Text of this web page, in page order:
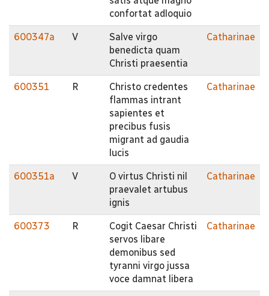
confortat adloquio
600347a V
Salve virgo
benedicta quam
Christi praesentia
Catharinae
600351 R
Christo credentes
flammas intrant
sapientes et
precibus fusis
migrant ad gaudia
lucis
Catharinae
600351a V
O virtus Christi nil
praevalet artubus
ignis
Catharinae
600373 R
Cogit Caesar Christi
servos libare
demonibus sed
tyranni virgo jussa
voce damnat libera
Catharinae